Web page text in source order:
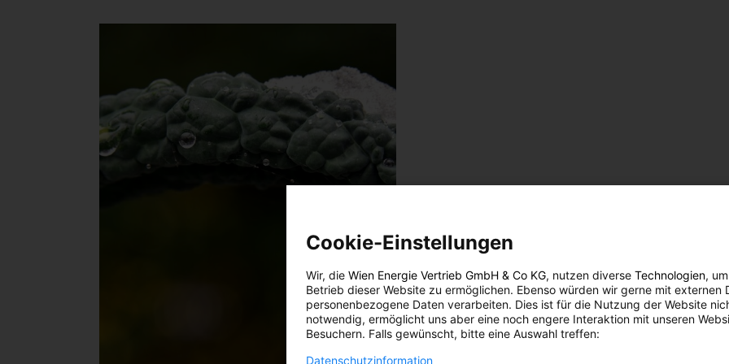
Cookie-Einstellungen
Wir, die Wien Energie Vertrieb GmbH & Co KG, nutzen diverse Technologien,
Betrieb dieser Website zu ermöglichen. Ebenso würden wir gerne mit externen
personenbezogene Daten verarbeiten. Dies ist für die Nutzung der Website
notwendig, ermöglicht uns aber eine noch engere Interaktion mit unseren
Besuchern. Falls gewünscht, bitte eine Auswahl treffen:
Datenschutzinformation